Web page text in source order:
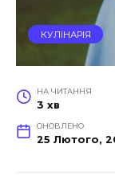
КУЛІНАРІЯ
НА ЧИТАННЯ
3 хв
ОНОВЛЕНО
25 Лютого,